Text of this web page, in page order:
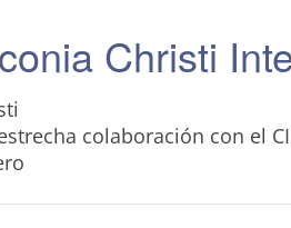
Christi
colaboración con el